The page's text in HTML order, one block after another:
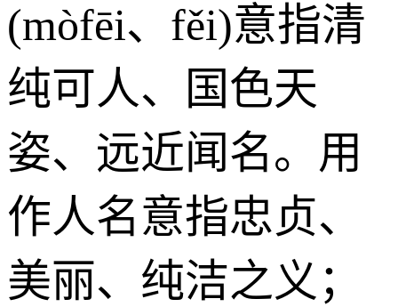
(mòfēi、fěi)意指清
纯可人、国色天
姿、远近闻名。用
作人名意指忠贞、
美丽、纯洁之义；